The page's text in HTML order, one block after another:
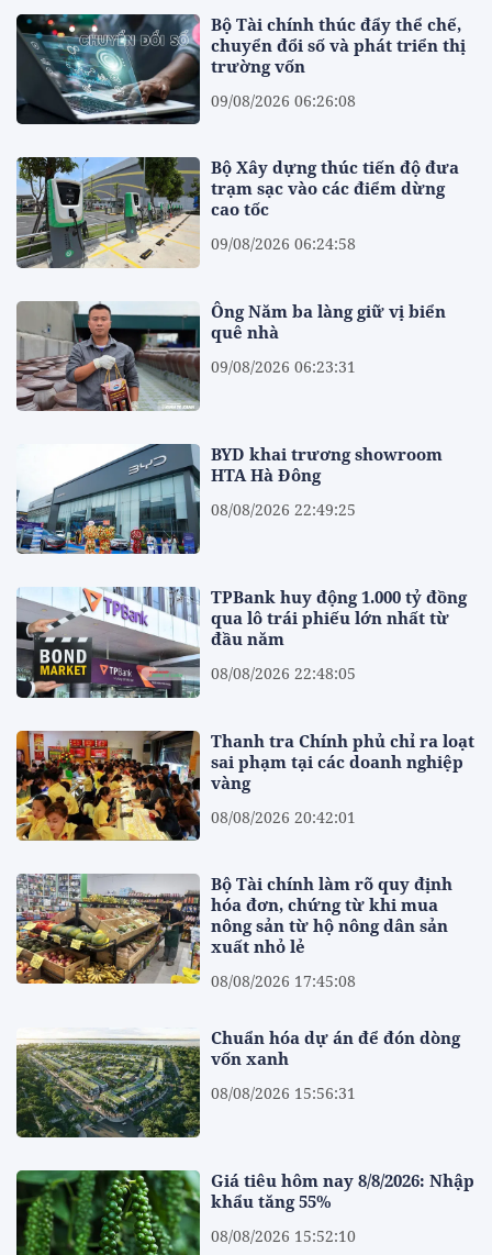
Bộ Tài chính thúc đẩy thể chế,
chuyển đổi số và phát triển thị
trường vốn
09/08/2026 06:26:08
Bộ Xây dựng thúc tiến độ đưa
trạm sạc vào các điểm dừng
cao tốc
09/08/2026 06:24:58
Ông Năm ba làng giữ vị biển
quê nhà
09/08/2026 06:23:31
BYD khai trương showroom
HTA Hà Đông
08/08/2026 22:49:25
TPBank huy động 1.000 tỷ đồng
qua lô trái phiếu lớn nhất từ
đầu năm
08/08/2026 22:48:05
Thanh tra Chính phủ chỉ ra loạt
sai phạm tại các doanh nghiệp
vàng
08/08/2026 20:42:01
Bộ Tài chính làm rõ quy định
hóa đơn, chứng từ khi mua
nông sản từ hộ nông dân sản
xuất nhỏ lẻ
08/08/2026 17:45:08
Chuẩn hóa dự án để đón dòng
vốn xanh
08/08/2026 15:56:31
Giá tiêu hôm nay 8/8/2026: Nhập
khẩu tăng 55%
08/08/2026 15:52:10